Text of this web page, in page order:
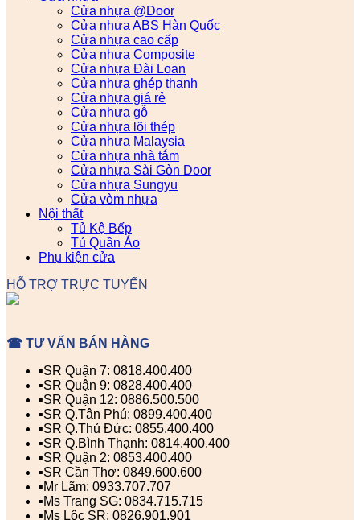
Cửa nhựa @Door
Cửa nhựa ABS Hàn Quốc
Cửa nhựa cao cấp
Cửa nhựa Composite
Cửa nhựa Đài Loan
Cửa nhựa ghép thanh
Cửa nhựa giá rẻ
Cửa nhựa gỗ
Cửa nhựa lõi thép
Cửa nhựa Malaysia
Cửa nhựa nhà tắm
Cửa nhựa Sài Gòn Door
Cửa nhựa Sungyu
Cửa vòm nhựa
Nội thất
Tủ Kệ Bếp
Tủ Quần Áo
Phụ kiện cửa
HỖ TRỢ TRỰC TUYẾN
☎ TƯ VẤN BÁN HÀNG
▪️SR Quận 7: 0818.400.400
▪️SR Quận 9: 0828.400.400
▪️SR Quận 12: 0886.500.500
▪️SR Q.Tân Phú: 0899.400.400
▪️SR Q.Thủ Đức: 0855.400.400
▪️SR Q.Bình Thạnh: 0814.400.400
▪️SR Quận 2: 0853.400.400
▪️SR Cần Thơ: 0849.600.600
▪️Mr Lãm: 0933.707.707
▪️Ms Trang SG: 0834.715.715
▪️Ms Lộc SR: 0826.901.901